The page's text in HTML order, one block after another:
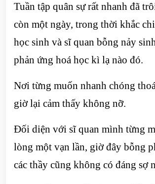
Tuần tập quân sự rất nhanh đã
còn một ngày, trong thời khắc
học sinh và sĩ quan bỗng nảy
phản ứng hoá học kì lạ nào đó.
Nơi từng muốn nhanh chóng
giờ lại cảm thấy không nỡ.
Đối diện với sĩ quan mình từng
lòng một vạn lần, giờ đây bỗng
các thầy cũng không có đáng sợ